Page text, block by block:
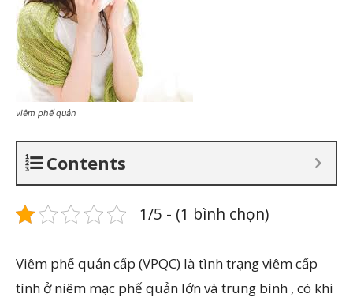
viêm phế quản
Contents
1/5 - (1 bình chọn)
Viêm phế quản cấp (VPQC) là tình trạng viêm cấp
tính ở niêm mạc phế quản lớn và trung bình , có khi